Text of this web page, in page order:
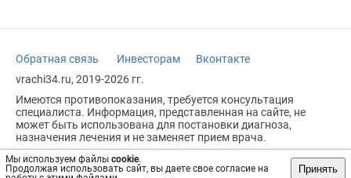
Мы используем файлы cookie.
Продолжая использовать сайт, вы даете свое согласие на
Принять
Обратная связь Инвесторам
Вконтакте
vrachi34.ru, 2019-2026 гг.
Имеются противопоказания, требуется консультация
специалиста. Информация, представленная на сайте, не
может быть использована для постановки диагноза,
назначения лечения и не заменяет прием врача.
Возрастное ограничение: 18+